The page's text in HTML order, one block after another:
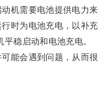
机需要电池提供电力来
时为电池充电，以补充
稳启动和电池充电。
能会遇到问题，从而很